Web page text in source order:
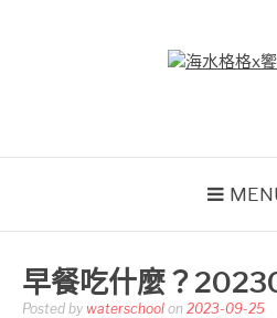
早餐吃什麼？
Posted by waterschool on 2023-09-25